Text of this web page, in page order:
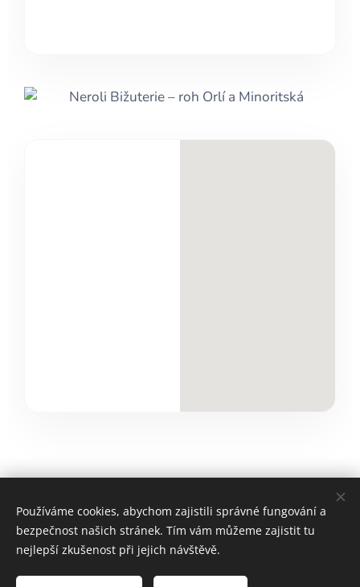
© 2025 Neroli s.r.o.
Používáme cookies, abychom zajistili správné fungování a
bezpečnost našich stránek. Tím vám můžeme zajistit tu
nejlepší zkušenost při jejich návštěvě.